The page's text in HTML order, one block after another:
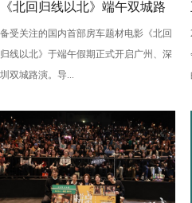
《北回归线以北》端午双城路
演，定档6月26日奔赴山海
备受关注的国内首部房车题材电影《北回
归线以北》于端午假期正式开启广州、深
圳双城路演。导...